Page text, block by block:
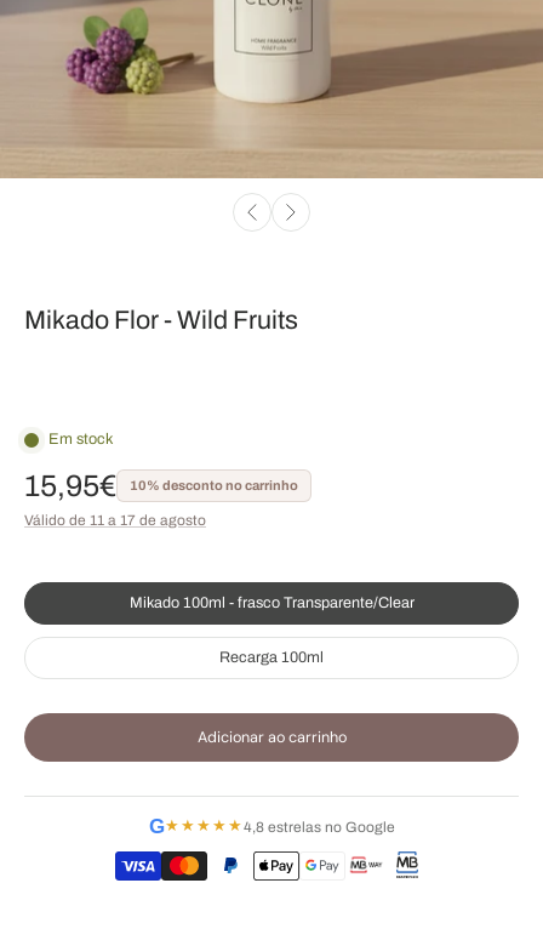
Mikado Flor - Wild Fruits
Em stock
15,95€ 10% desconto no carrinho
Válido de 11 a 17 de agosto
Mikado 100ml - frasco Transparente/Clear
Recarga 100ml
Adicionar ao carrinho
G★★★★★4,8 estrelas no Google